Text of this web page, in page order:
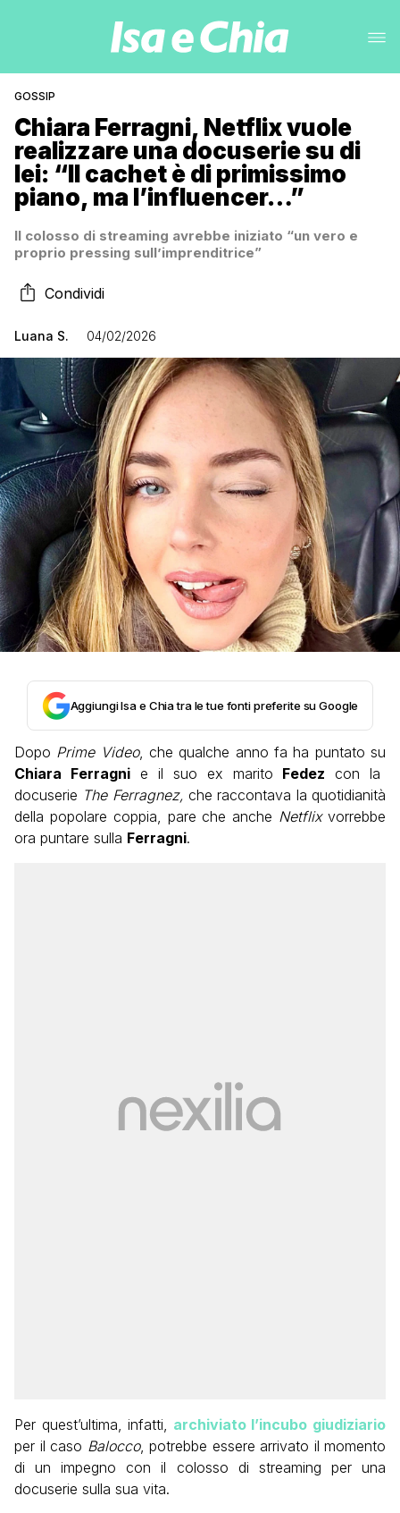
GOSSIP
Chiara Ferragni, Netflix vuole
realizzare una docuserie su di
lei: “Il cachet è di primissimo
piano, ma l’influencer…”
Il colosso di streaming avrebbe iniziato “un vero e
proprio pressing sull’imprenditrice”
Condividi
Luana S. 04/02/2026
Aggiungi Isa e Chia tra le tue fonti preferite su Google
Dopo Prime Video, che qualche anno fa ha puntato su
Chiara Ferragni e il suo ex marito Fedez con la
docuserie The Ferragnez, che raccontava la quotidianità
della popolare coppia, pare che anche Netflixvorrebbe
ora puntare sulla Ferragni.
Per quest’ultima, infatti, archiviato l’incubo giudiziario
per il caso Balocco, potrebbe essere arrivato il momento
di un impegno con il colosso di streaming per una
docuserie sulla sua vita.